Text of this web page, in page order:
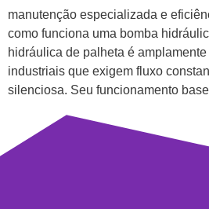
manutenção especializada e
como funciona uma bomba
hidráulica de palheta é
industriais que exigem fluxo
silenciosa. Seu funcionamento